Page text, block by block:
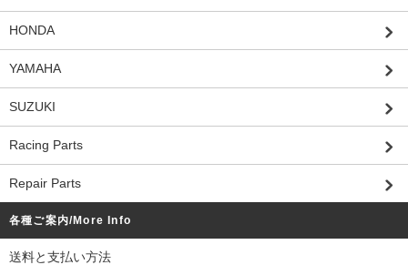
HONDA
YAMAHA
SUZUKI
Racing Parts
Repair Parts
各種ご案内/More Info
送料と支払い方法